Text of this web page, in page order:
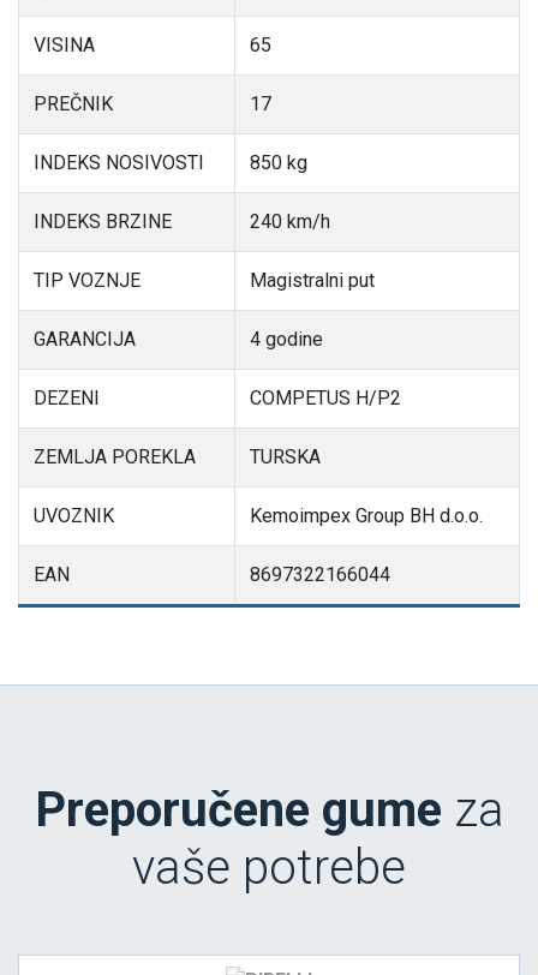
VISINA 65
PREČNIK 17
INDEKS NOSIVOSTI 850 kg
INDEKS BRZINE 240 km/h
TIP VOZNJE Magistralni put
GARANCIJA 4 godine
DEZENI COMPETUS H/P2
ZEMLJA POREKLA TURSKA
UVOZNIK Kemoimpex Group BH d.o.o.
EAN 8697322166044
Preporučene gume za
vaše potrebe